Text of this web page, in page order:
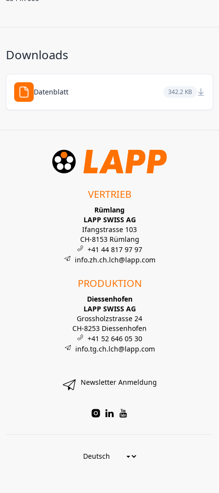
Downloads
Datenblatt 342.2 KB
VERTRIEB
Rümlang
LAPP SWISS AG
Ifangstrasse 103
CH-8153 Rümlang
+41 44 817 97 97
info.zh.ch.lch@lapp.com
PRODUKTION
Diessenhofen
LAPP SWISS AG
Grossholzstrasse 24
CH-8253 Diessenhofen
+41 52 646 05 30
info.tg.ch.lch@lapp.com
Newsletter Anmeldung